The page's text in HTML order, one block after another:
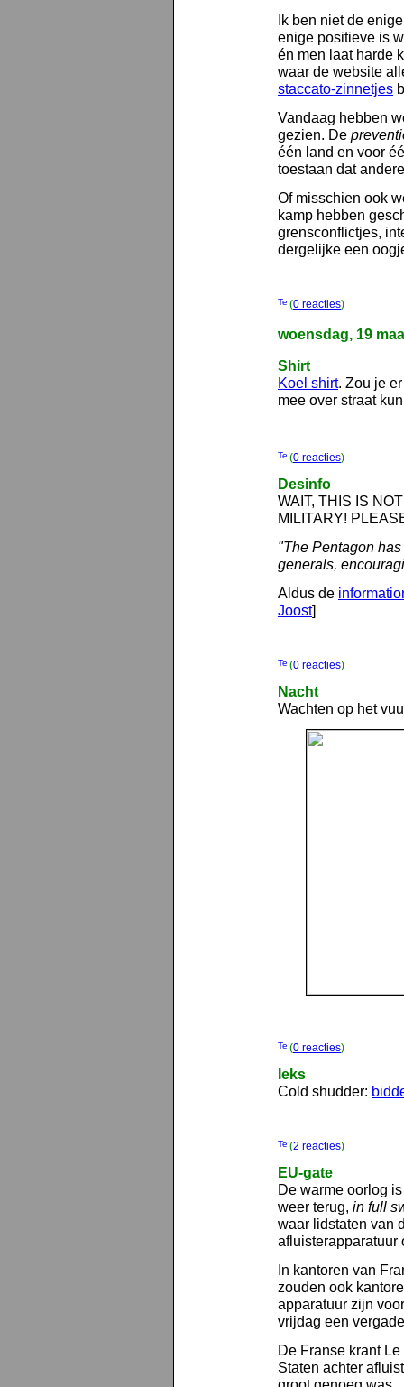
Ik ben niet de
enige positieve is
én men laat harde
waar de website
staccato-zinnetjes
Vandaag hebben
gezien. De
één land en voor
toestaan dat
Of misschien ook
kamp hebben
grensconflictjes,
dergelijke een
(0 reacties)
woensdag, 19
Shirt
Koel shirt. Zou je
mee over straat
(0 reacties)
Desinfo
WAIT, THIS IS
MILITARY!
"The Pentagon
generals,
Aldus de
Joost]
(0 reacties)
Nacht
Wachten op het
(0 reacties)
Ieks
Cold shudder:
(2 reacties)
EU-gate
De warme oorlog
weer terug, in full
waar lidstaten van
afluisterapparatuur
In kantoren van
zouden ook
apparatuur zijn
vrijdag een
De Franse krant
Staten achter